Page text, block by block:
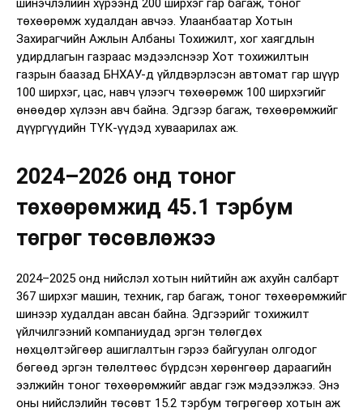
төхөөрөмж худалдан авчээ. Улаанбаатар Хотын
Захирагчийн Ажлын Албаны Тохижилт, хог хаягдлын
удирдлагын газраас мэдээлснээр Хот тохижилтын
газрын баазад БНХАУ-д үйлдвэрлэсэн автомат гар шүүр
100 ширхэг, цас, навч үлээгч төхөөрөмж 100 ширхэгийг
өнөөдөр хүлээн авч байна. Эдгээр багаж, төхөөрөмжийг
дүүргүүдийн ТҮК-үүдэд хуваарилах аж.
2024–2026 онд тоног
төхөөрөмжид 45.1 тэрбум
төгрөг төсөвлөжээ
2024–2025 онд нийслэл хотын нийтийн аж ахуйн салбарт
367 ширхэг машин, техник, гар багаж, тоног төхөөрөмжийг
шинээр худалдан авсан байна. Эдгээрийг тохижилт
үйлчилгээний компаниудад эргэн төлөгдөх
нөхцөлтэйгөөр ашиглалтын гэрээ байгуулан олгодог
бөгөөд эргэн төлөлтөөс бүрдсэн хөрөнгөөр дараагийн
ээлжийн тоног төхөөрөмжийг авдаг гэж мэдээлжээ. Энэ
оны нийслэлийн төсөвт 15.2 тэрбум төгрөгөөр хотын аж